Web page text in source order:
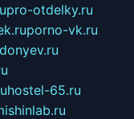
pro-otdelky.ru
porno-vk.ru
hostel-65.ru